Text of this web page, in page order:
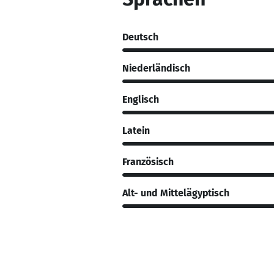
Deutsch
Niederländisch
Englisch
Latein
Französisch
Alt- und Mittelägyptisch